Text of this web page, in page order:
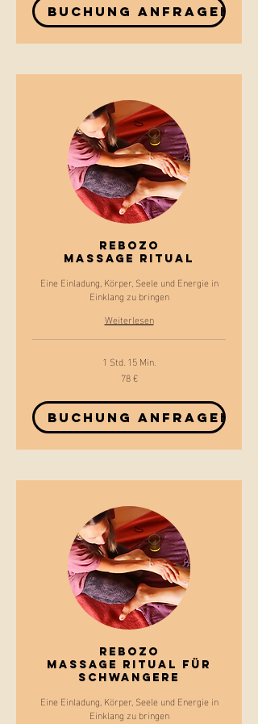
Buchung anfragen
Rebozo
Massage Ritual
Eine Einladung, Körper, Seele und Energie in
Einklang zu bringen
Weiterlesen
1 Std. 15 Min.
78 €
Buchung anfragen
Rebozo
Massage Ritual für
Schwangere
Eine Einladung, Körper, Seele und Energie in
Einklang zu bringen